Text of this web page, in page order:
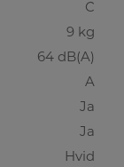
C
9 kg
64 dB(A)
A
Ja
Ja
Hvid